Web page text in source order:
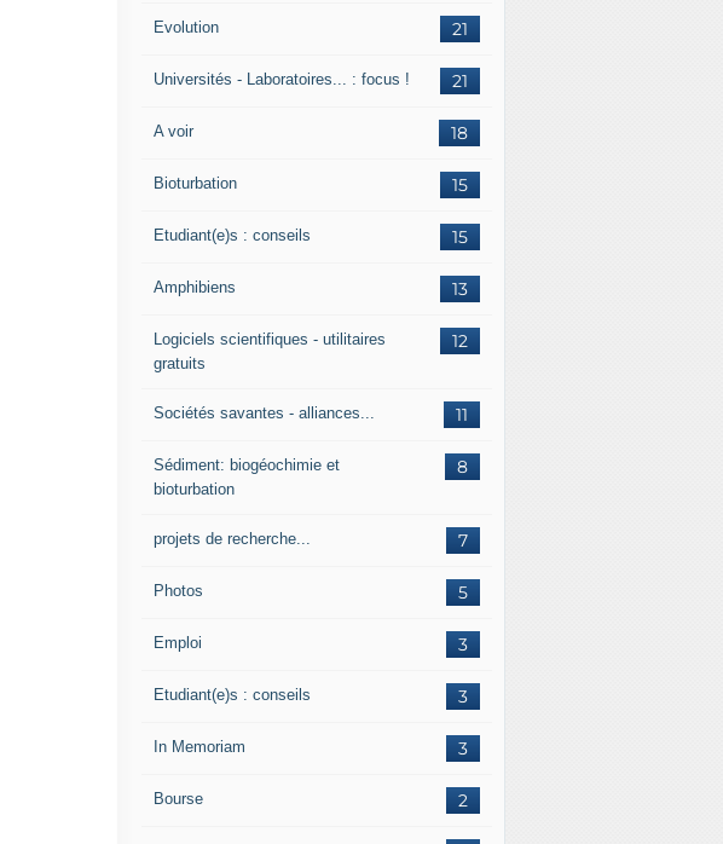
21
Evolution
21
Universités - Laboratoires... : focus !
18
A voir
15
Bioturbation
15
Etudiant(e)s : conseils
13
Amphibiens
12
Logiciels scientifiques - utilitaires
gratuits
11
Sociétés savantes - alliances...
8
Sédiment: biogéochimie et
bioturbation
7
projets de recherche...
5
Photos
3
Emploi
3
Etudiant(e)s : conseils
3
In Memoriam
2
Bourse